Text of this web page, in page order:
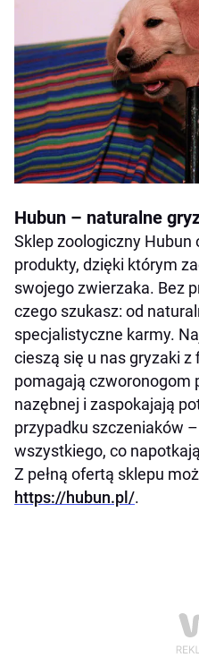
Hubun – naturalne
Sklep zoologiczny
produkty, dzięki którym
swojego zwierzaka. Bez
czego szukasz: od
specjalistyczne karmy.
cieszą się u nas gryzaki z
pomagają czworonogom
nazębnej i zaspokajają
przypadku szczeniaków
wszystkiego, co
Z pełną ofertą sklepu
https://hubun.pl/.